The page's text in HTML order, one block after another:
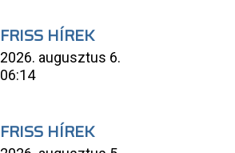
FRISS HÍREK
2026. augusztus 6.
06:14
FRISS HÍREK